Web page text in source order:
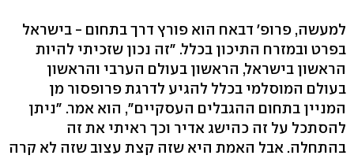
למעשה, פרופ' דבאח הוא פורץ דרך בתחום - בישראל
בפרט ובמזרח התיכון בכלל. "זה נכון שזכיתי להיות
הראשון בישראל, הראשון בעולם הערבי והראשון
בעולם המוסלמי בכלל להגיע לדרגת פרופסור מן
המניין בתחום ההגבלים העסקיים", הוא אמר. "ניתן
להסתכל על זה כהישג אדיר וכך ראיתי את זה
בהתחלה. אבל האמת היא שזה קצת עצוב שזה לא קרה